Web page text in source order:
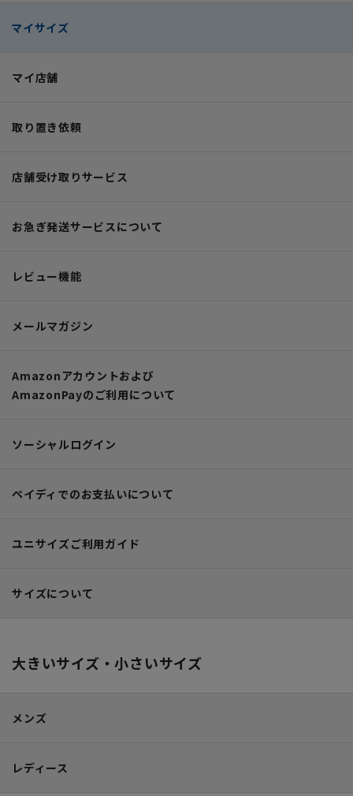
マイサイズ
マイ店舗
取り置き依頼
店舗受け取りサービス
お急ぎ発送サービスについて
レビュー機能
メールマガジン
Amazonアカウントおよび
AmazonPayのご利用について
ソーシャルログイン
ペイディでのお支払いについて
ユニサイズご利用ガイド
サイズについて
大きいサイズ・小さいサイズ
メンズ
レディース